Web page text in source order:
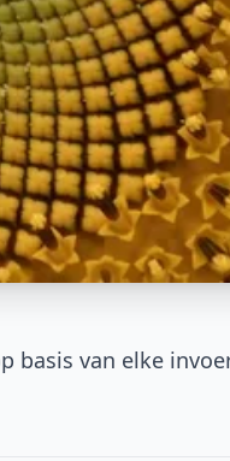
basis van elke